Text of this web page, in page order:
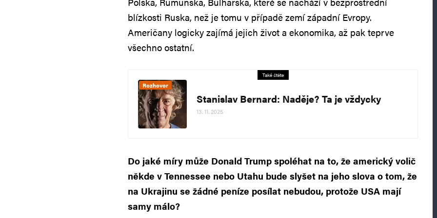
blízkosti Ruska, než je tomu v případě zemí západní Evropy.
Američany logicky zajímá jejich život a ekonomika, až pak teprve
všechno ostatní.
Také čtěte
Rozhovor
Stanislav Bernard: Naděje? Ta je vždycky
13. 11. 2025
Do jaké míry může Donald Trump spoléhat na to, že americký volič
někde v Tennessee nebo Utahu bude slyšet na jeho slova o tom, že
na Ukrajinu se žádné peníze posílat nebudou, protože USA mají
samy málo?